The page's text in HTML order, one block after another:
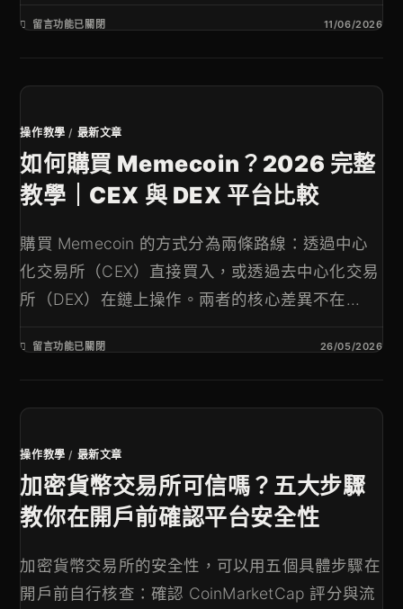
留言功能已關閉 11/06/2026
操作教學 / 最新文章
如何購買 Memecoin？2026 完整
教學｜CEX 與 DEX 平台比較
購買 Memecoin 的方式分為兩條路線：透過中心
化交易所（CEX）直接買入，或透過去中心化交易
所（DEX）在鏈上操作。兩者的核心差異不在...
留言功能已關閉 26/05/2026
操作教學 / 最新文章
加密貨幣交易所可信嗎？五大步驟
教你在開戶前確認平台安全性
加密貨幣交易所的安全性，可以用五個具體步驟在
開戶前自行核查：確認 CoinMarketCap 評分與流